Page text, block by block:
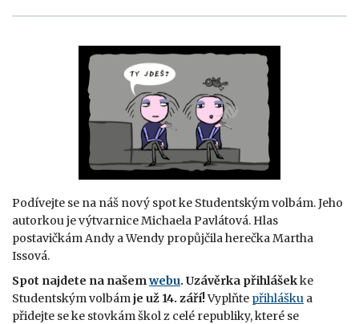
Podívejte se na náš nový spot ke Studentským volbám. Jeho
autorkou je výtvarnice Michaela Pavlátová. Hlas
postavičkám Andy a Wendy propůjčila herečka Martha
Issová.
Spot najdete na našemwebu. Uzávěrka přihlášekke
Studentským volbámje už 14. září!Vyplňte přihlášku a
přidejte se ke stovkám škol z celé republiky, které se